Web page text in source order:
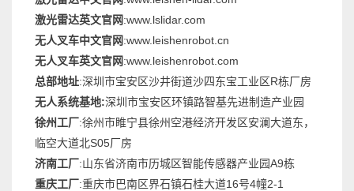
激光雷达英文官网:www.lslidar.com
无人叉车中文官网:www.leishenrobot.cn
无人叉车英文官网:www.leishenrobot.com
总部地址:深圳市宝安区沙井街道沙四东宝工业区R栋厂房
无人系统基地:深圳市宝安区环镇路智基先进制造产业园
徐州工厂:徐州市睢宁县徐州空港经济开发区安澜大道东，
临空大道北S05厂房
济南工厂:山东省济南市历城区智能传感器产业园A9栋
重庆工厂:重庆市巴南区界石镇石桂大道16号4幢2-1